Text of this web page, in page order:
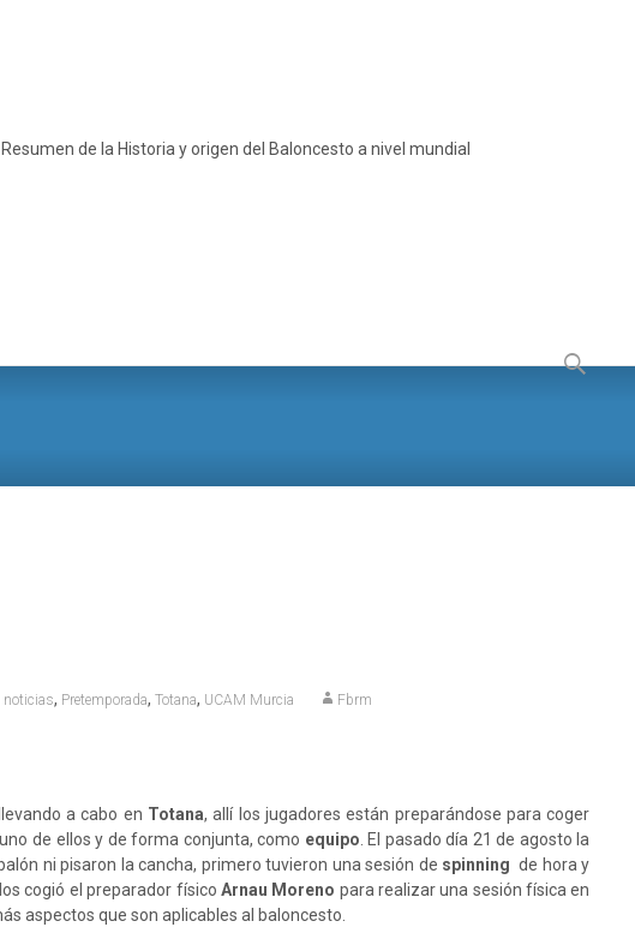
Resumen de la Historia y origen del Baloncesto a nivel mundial
Buscar:
noticias, Pretemporada,Totana, UCAM Murcia Fbrm
a cabo en Totana, allí los jugadores están preparándose para coger
de ellos y de forma conjunta, como equipo . El pasado día 21 de agosto la
ni pisaron la cancha, primero tuvieron una sesión de spinningde hora y
cogió el preparador físico Arnau Moreno para realizar una sesión física en
aspectos que son aplicables al baloncesto.